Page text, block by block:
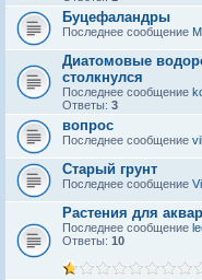
Буцефаландры
Последнее сообщение
Диатомовые
столкнулся
Последнее сообщение
Ответы: 3
вопрос
Последнее сообщение
Старый грунт
Последнее сообщение
Растения для
Последнее сообщение
Ответы: 10